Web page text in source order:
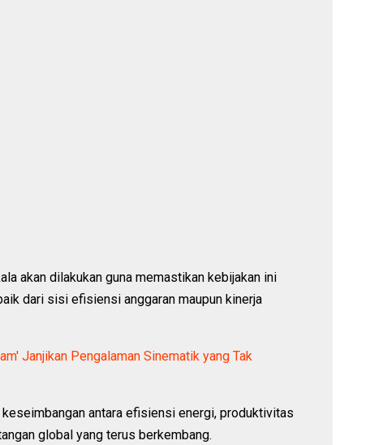
akan dilakukan guna memastikan kebijakan ini
dari sisi efisiensi anggaran maupun kinerja
Janjikan Pengalaman Sinematik yang Tak
antara efisiensi energi, produktivitas
global yang terus berkembang.